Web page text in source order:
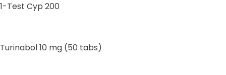
1-Test Cyp 200
Turinabol 10 mg (50 tabs)